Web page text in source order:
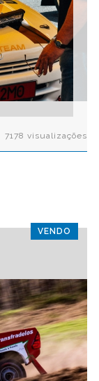
7178 visualizações
VENDO